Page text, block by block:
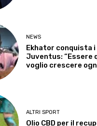
NEWS
Ekhator conquista
Juventus: “Essere
voglio crescere
ALTRI SPORT
Olio CBD per il